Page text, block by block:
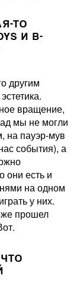
ТО
И B-
другим
вращение,
мы не могли
на пауэр-мув
события), а
они есть и
на одном
у них.
прошел